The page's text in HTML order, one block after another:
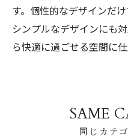
す。個性的なデザインだ
シンプルなデザインにも
ら快適に過ごせる空間に仕
同じカテ
SAME